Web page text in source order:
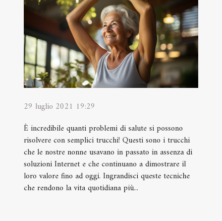
29 luglio 2021 19:29
È incredibile quanti problemi di salute si possono
risolvere con semplici trucchi! Questi sono i trucchi
che le nostre nonne usavano in passato in assenza di
soluzioni Internet e che continuano a dimostrare il
loro valore fino ad oggi. Ingrandisci queste tecniche
che rendono la vita quotidiana più...